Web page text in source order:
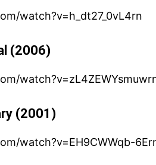
watch?v=h_dt27_0vL4rn
(2006)
(2001)
watch?v=EH9CWWqb-